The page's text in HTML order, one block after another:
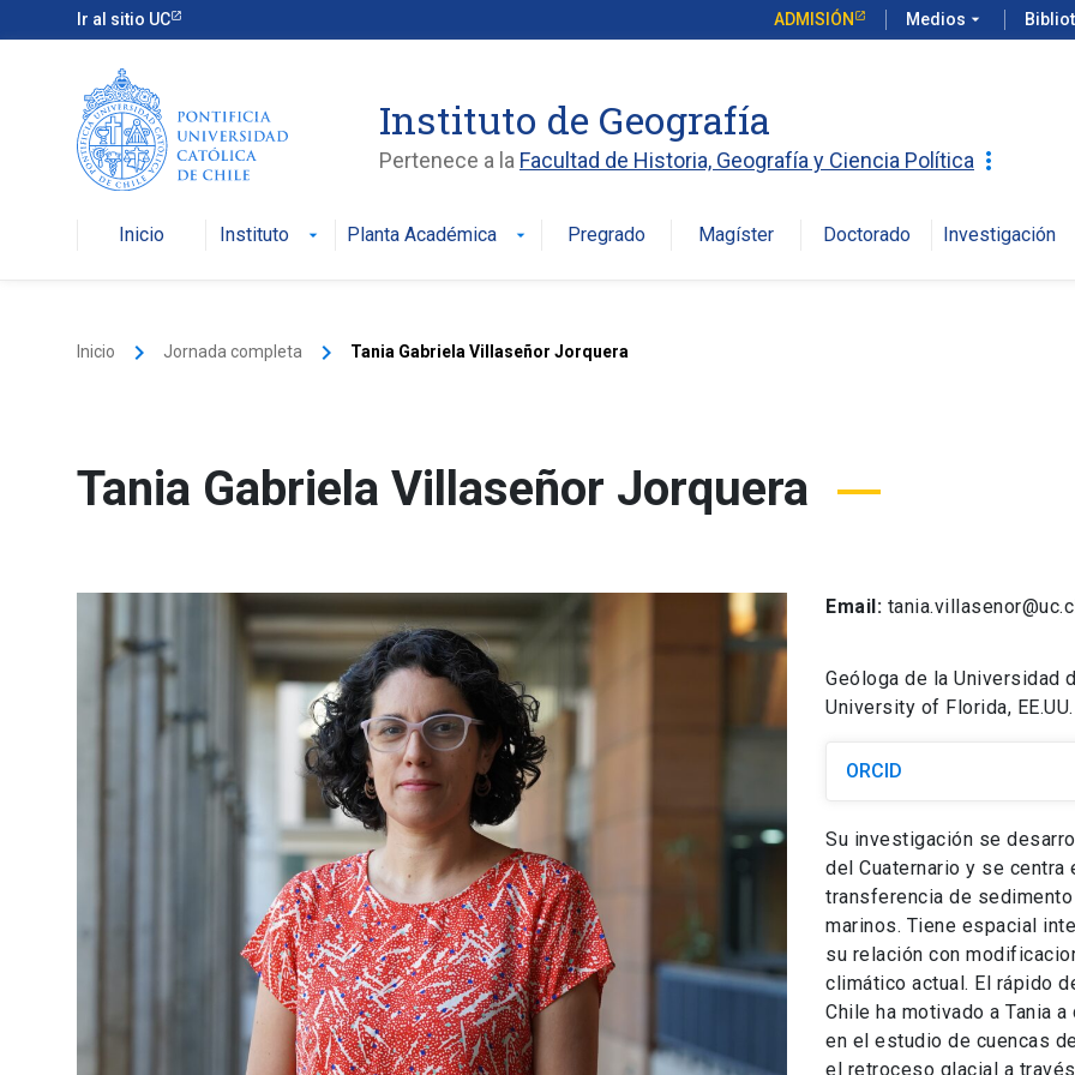
Ir al sitio UC ADMISIÓN Medios arrow_drop_down
Instituto de Geografía
Pertenece a la Facultad de Historia, Geografía y Ciencia Política more_vert
Inicio Instituto arrow_drop_down Planta Académica arrow_drop_down Pregrado Magíster Doctorado Investigación
Inicio keyboard_arrow_right Jornada completa keyboard_arrow_right Tania Gabriela Villaseñor Jorquera
Tania Gabriela Villaseñor Jorquera
Email:
Geóloga de la Universidad
University of Florida, EE.UU.
ORCID
Su investigación se
del Cuaternario y se
transferencia de
marinos. Tiene espacial
su relación con
climático actual. El rápido
Chile ha motivado a Tania
en el estudio de cuencas
el retroceso glacial a